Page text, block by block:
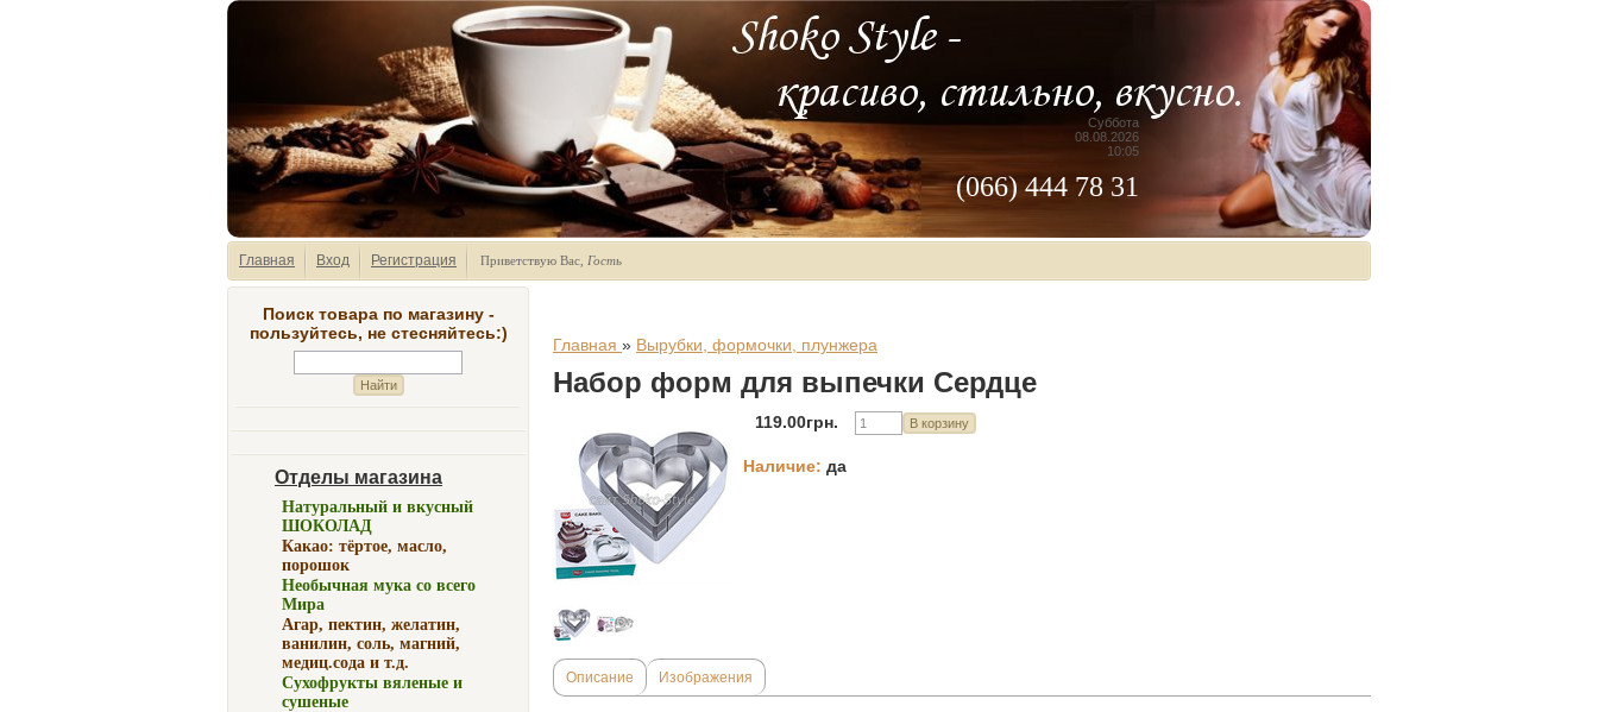
Суббота
08.08.2026
10:05
(066) 444 78 31
Главная Вход Регистрация Приветствую Вас Гость
Поиск товара по магазину -
пользуйтесь, не стесняйтесь:)
Отделы магазина
Натуральный и вкусный
ШОКОЛАД
Какао: тёртое, масло,
порошок
Необычная мука со всего
Мира
Агар, пектин, желатин,
ванилин, соль, магний,
медиц.сода и т.д.
Сухофрукты вяленые и
сушеные
Главная » Вырубки, формочки, плунжера
Набор форм для выпечки Сердце
119.00грн.
Наличие: да
Описание Изображения